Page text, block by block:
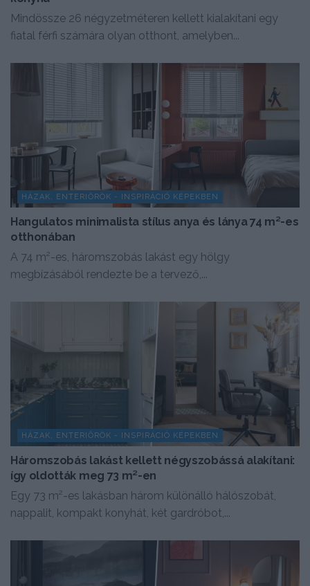
Mindössze 26 négyzetméteren kellett kialakítani egy
fiatal férfi számára olyan otthont, amelyben...
HÁZAK, ENTERIŐRÖK - INSPIRÁCIÓ KÉPEKBEN
Hangulatos minimalista stílus anya és lánya 74 m²-es
otthonában
A 74 m²-es, háromszobás lakást egy hölgy
megbízásából rendezte be a tervező,...
HÁZAK, ENTERIŐRÖK - INSPIRÁCIÓ KÉPEKBEN
Háromszobás lakást kellett négyszobássá alakítani:
így oldották meg 73 m²-en
Egy 73 m²-es lakásban három különálló hálószobát,
nappalit, kompakt konyhát, két gardróbot,...